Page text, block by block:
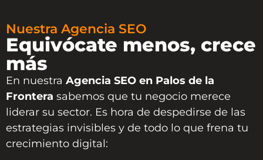
Nuestra Agencia SEO
Equivócate menos, crece
más
En nuestra Agencia SEO en Palos de la
Frontera sabemos que tu negocio merece
liderar su sector. Es hora de despedirse de las
estrategias invisibles y de todo lo que frena tu
crecimiento digital: